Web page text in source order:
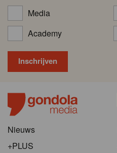
Media
Academy
Nieuws
+PLUS